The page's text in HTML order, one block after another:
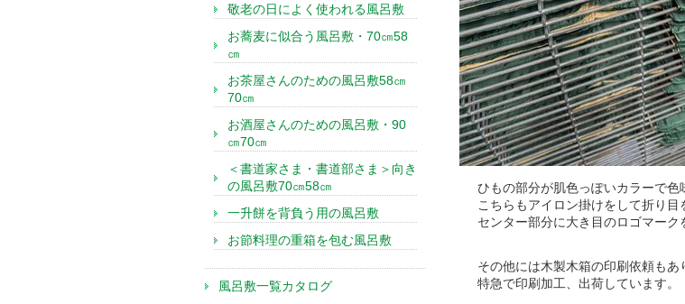
ひもの部分が肌色っぽいカラーで色
こちらもアイロン掛けをして折り目
センター部分に大き目のロゴマーク
その他には木製木箱の印刷依頼もあ
特急で印刷加工、出荷しています。
敬老の日によく使われる風呂敷
お蕎麦に似合う風呂敷・70㎝58
㎝
お茶屋さんのための風呂敷58㎝
70㎝
お酒屋さんのための風呂敷・90
㎝70㎝
＜書道家さま・書道部さま＞向き
の風呂敷70㎝58㎝
一升餅を背負う用の風呂敷
お節料理の重箱を包む風呂敷
風呂敷一覧カタログ